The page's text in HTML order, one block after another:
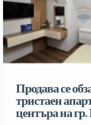
Продава се
тристаен
центъра на